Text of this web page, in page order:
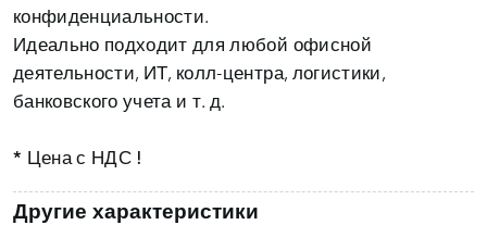
конфиденциальности.
Идеально подходит для любой офисной
деятельности, ИТ, колл-центра, логистики,
банковского учета и т. д.
* Цена с НДС !
Другие характеристики